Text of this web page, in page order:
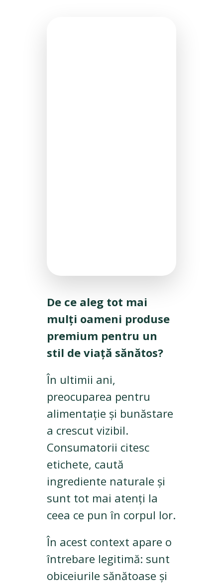
De ce aleg tot mai
mulți oameni produse
premium pentru un
stil de viață sănătos?
În ultimii ani,
preocuparea pentru
alimentație și bunăstare
a crescut vizibil.
Consumatorii citesc
etichete, caută
ingrediente naturale și
sunt tot mai atenți la
ceea ce pun în corpul lor.
În acest context apare o
întrebare legitimă: sunt
obiceiurile sănătoase și